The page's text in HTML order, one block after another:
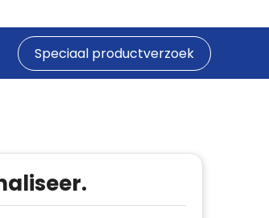
Speciaal productverzoek